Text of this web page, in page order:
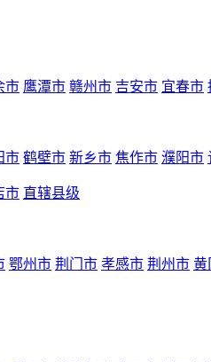
市 鹰潭市 赣州市 吉安市 宜春市
市 鹤壁市 新乡市 焦作市 濮阳市
市 直辖县级
鄂州市 荆门市 孝感市 荆州市 黄